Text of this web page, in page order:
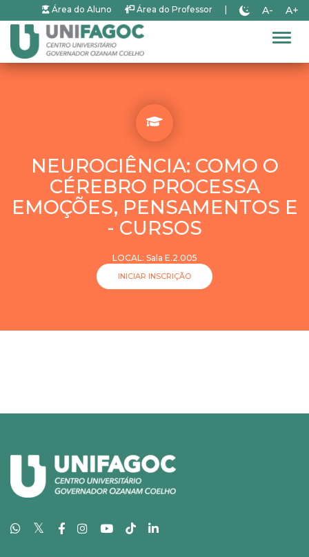
Área do Aluno Área do Professor A- A+
NEUROCIÊNCIA: COMO O
CÉREBRO PROCESSA
EMOÇÕES, PENSAMENTOS E
- CURSOS
LOCAL: Sala E.2.005
INICIAR INSCRIÇÃO
𝕏